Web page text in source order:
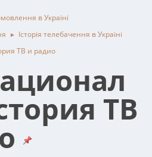
в Україні
► Історія телебачення в Україні
ТВ и радио
ТВ